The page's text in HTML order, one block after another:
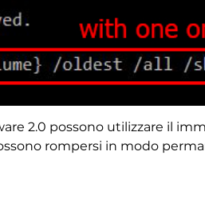
2.0 possono utilizzare il
rompersi in modo